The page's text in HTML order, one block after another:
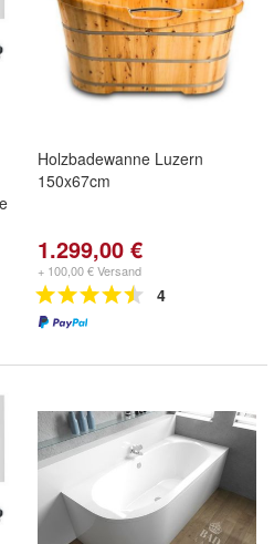
Holzbadewanne Luzern
150x67cm
1.299,00 €
+ 100,00 € Versand
4